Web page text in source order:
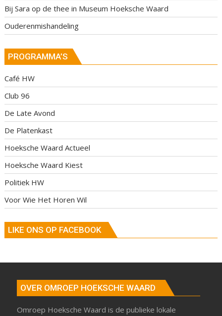
Bij Sara op de thee in Museum Hoeksche Waard
Ouderenmishandeling
PROGRAMMA’S
Café HW
Club 96
De Late Avond
De Platenkast
Hoeksche Waard Actueel
Hoeksche Waard Kiest
Politiek HW
Voor Wie Het Horen Wil
LIKE ONS OP FACEBOOK
OVER OMROEP HOEKSCHE WAARD
Omroep Hoeksche Waard is de publieke lokale